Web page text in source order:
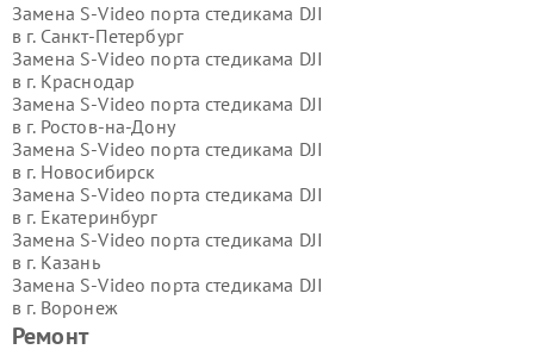
Ремонт
Замена S-Video порта стедикама DJI
в г. Санкт-Петербург
Замена S-Video порта стедикама DJI
в г. Краснодар
Замена S-Video порта стедикама DJI
в г. Ростов-на-Дону
Замена S-Video порта стедикама DJI
в г. Новосибирск
Замена S-Video порта стедикама DJI
в г. Екатеринбург
Замена S-Video порта стедикама DJI
в г. Казань
Замена S-Video порта стедикама DJI
в г. Воронеж
Замена S-Video порта стедикама DJI